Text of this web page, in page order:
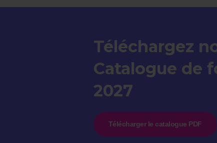
Téléchargez
Catalogue de
2027
Télécharger le catalogue PDF